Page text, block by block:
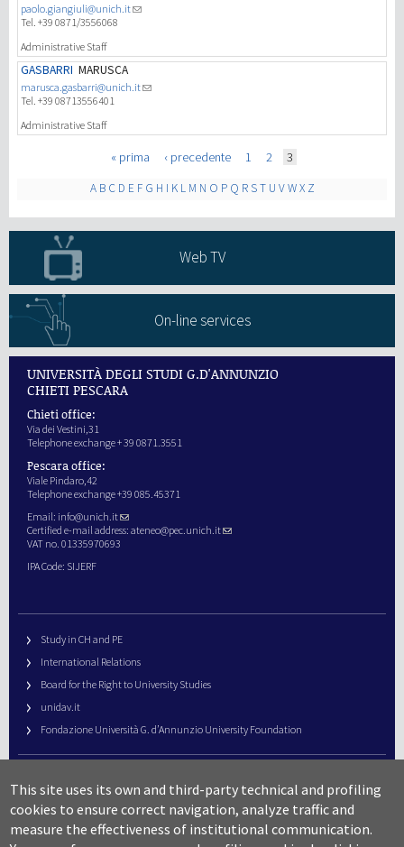
paolo.giangiuli@unich.it
Tel. +39 0871/3556068
Administrative Staff
GASBARRI MARUSCA
marusca.gasbarri@unich.it
Tel. +39 08713556401
Administrative Staff
« prima ‹ precedente 1 2 3
A B C D E F G H I K L M N O P Q R S T U V W X Z
Web TV
On-line services
UNIVERSITÀ DEGLI STUDI G.D'ANNUNZIO
CHIETI PESCARA
Chieti office:
Via dei Vestini,31
Telephone exchange + 39 0871.3551
Pescara office:
Viale Pindaro,42
Telephone exchange +39 085.45371
Email: info@unich.it
Certified e-mail address: ateneo@pec.unich.it
VAT no. 01335970693
IPA Code: SIJERF
Study in CH and PE
International Relations
Board for the Right to University Studies
unidav.it
Fondazione Università G. d’Annunzio University Foundation
URP – Public Relations Office
Campus useful numbers
This site uses its own and third-party technical and profiling
cookies to ensure correct navigation, analyze traffic and
measure the effectiveness of institutional communication.